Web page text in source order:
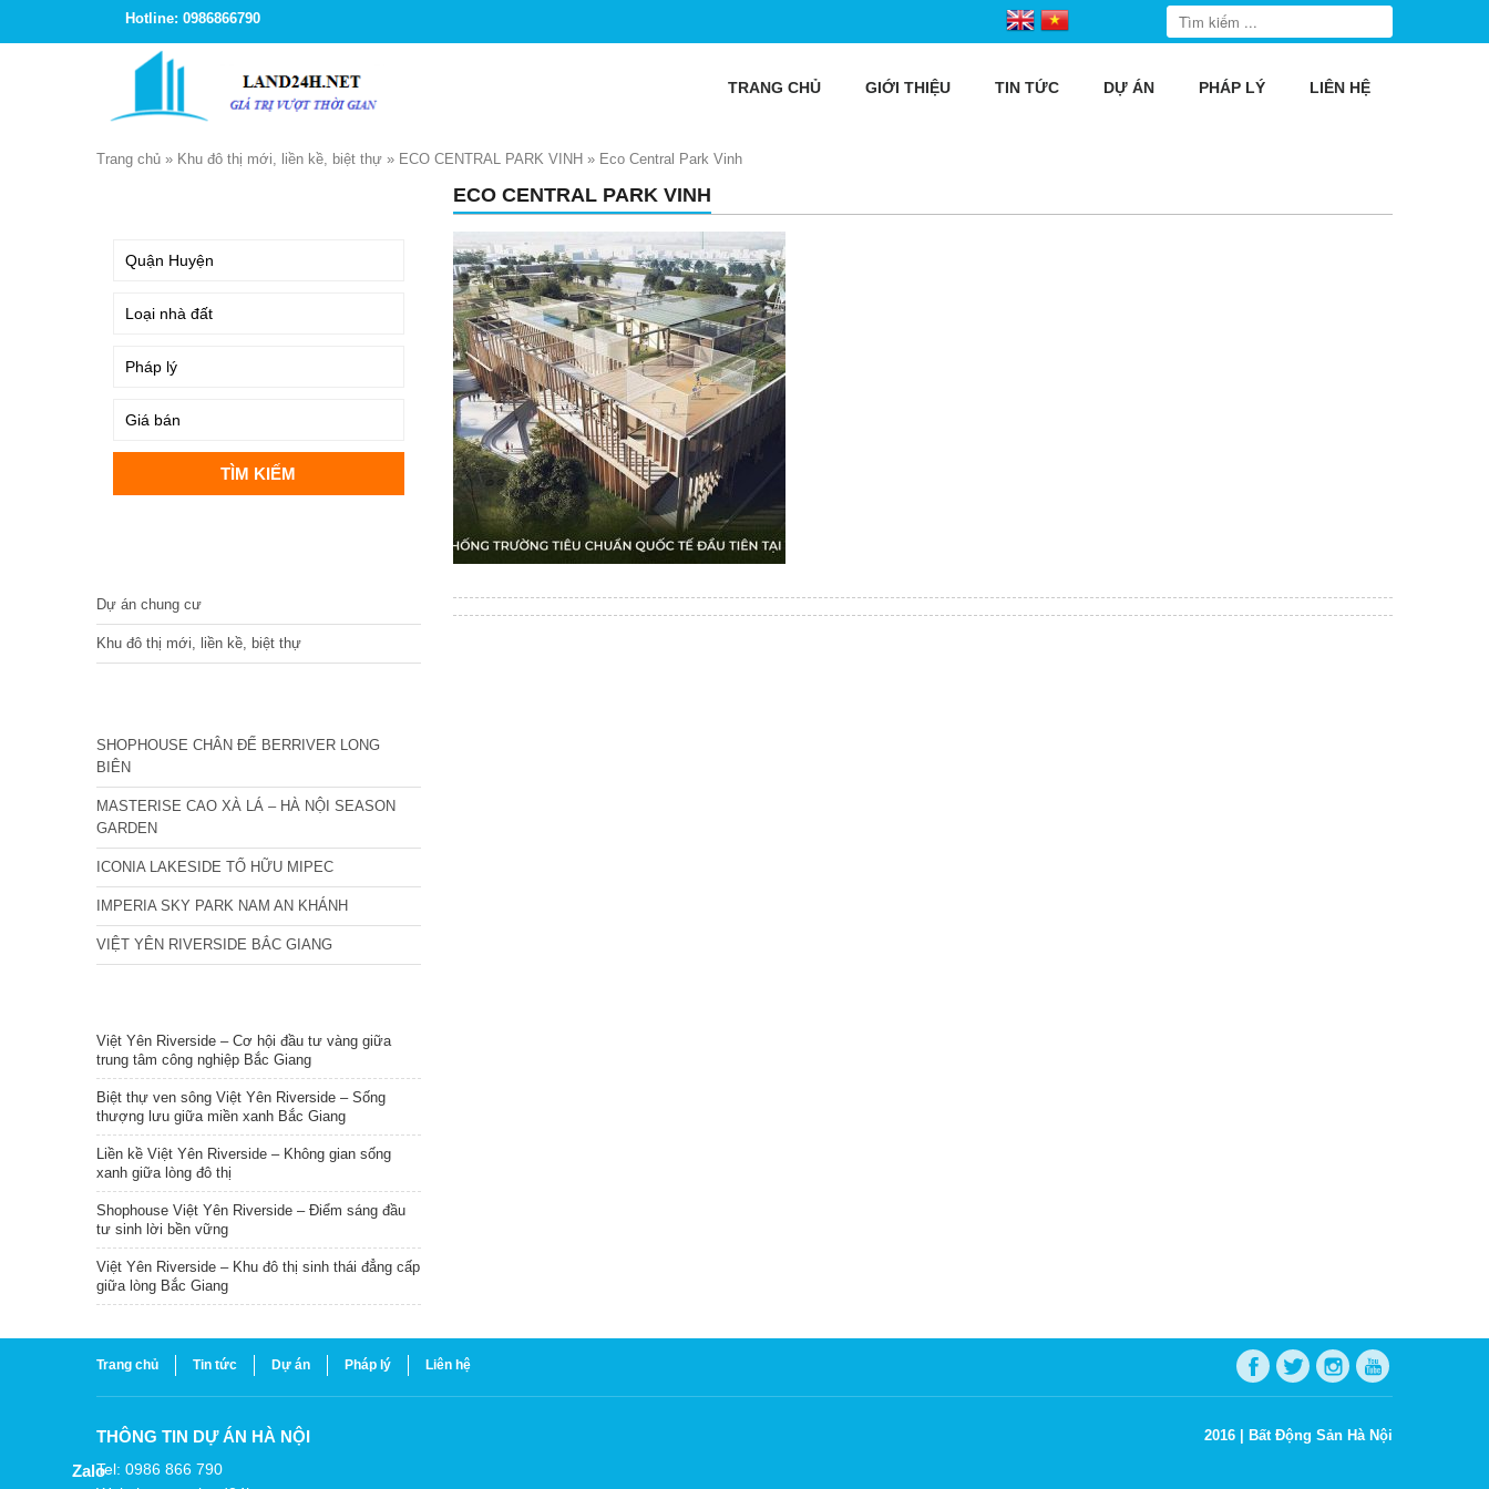
Hotline: 0986866790
TRANG CHỦ GIỚI THIỆU TIN TỨC DỰ ÁN PHÁP LÝ LIÊN HỆ
Trang chủ » Khu đô thị mới, liền kề, biệt thự » ECO CENTRAL PARK VINH » Eco Central Park Vinh
ECO CENTRAL PARK VINH
Dự án chung cư
Khu đô thị mới, liền kề, biệt thự
SHOPHOUSE CHÂN ĐẾ BERRIVER LONG
BIÊN
MASTERISE CAO XÀ LÁ – HÀ NỘI SEASON
GARDEN
ICONIA LAKESIDE TỐ HỮU MIPEC
IMPERIA SKY PARK NAM AN KHÁNH
VIỆT YÊN RIVERSIDE BẮC GIANG
Việt Yên Riverside – Cơ hội đầu tư vàng giữa
trung tâm công nghiệp Bắc Giang
Biệt thự ven sông Việt Yên Riverside – Sống
thượng lưu giữa miền xanh Bắc Giang
Liền kề Việt Yên Riverside – Không gian sống
xanh giữa lòng đô thị
Shophouse Việt Yên Riverside – Điểm sáng đầu
tư sinh lời bền vững
Việt Yên Riverside – Khu đô thị sinh thái đẳng cấp
giữa lòng Bắc Giang
Trang chủ Tin tức Dự án Pháp lý Liên hệ
THÔNG TIN DỰ ÁN HÀ NỘI
Tel: 0986 866 790
2016 | Bất Động Sản Hà Nội
Zalo